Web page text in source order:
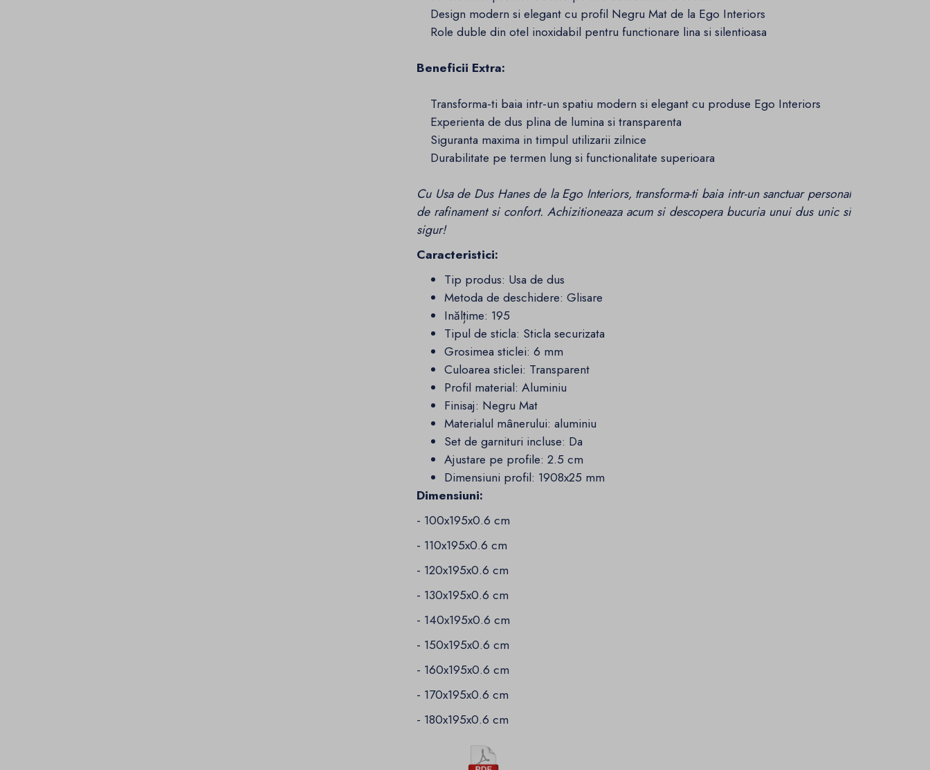
Design modern si elegant cu profil Negru Mat de la Ego Interiors
Role duble din otel inoxidabil pentru functionare lina si silentioasa
Beneficii Extra:
Transforma-ti baia intr-un spatiu modern si elegant cu produse Ego Interiors
Experienta de dus plina de lumina si transparenta
Siguranta maxima in timpul utilizarii zilnice
Durabilitate pe termen lung si functionalitate superioara
Cu Usa de Dus Hanes de la Ego Interiors, transforma-ti baia intr-un sanctuar personal
de rafinament si confort. Achizitioneaza acum si descopera bucuria unui dus unic si
sigur!
Caracteristici:
Tip produs: Usa de dus
Metoda de deschidere: Glisare
Inălțime: 195
Tipul de sticla: Sticla securizata
Grosimea sticlei: 6 mm
Culoarea sticlei: Transparent
Profil material: Aluminiu
Finisaj: Negru Mat
Materialul mânerului: aluminiu
Set de garnituri incluse: Da
Ajustare pe profile: 2.5 cm
Dimensiuni profil: 1908x25 mm
Dimensiuni:
- 100x195x0.6 cm
- 110x195x0.6 cm
- 120x195x0.6 cm
- 130x195x0.6 cm
- 140x195x0.6 cm
- 150x195x0.6 cm
- 160x195x0.6 cm
- 170x195x0.6 cm
- 180x195x0.6 cm